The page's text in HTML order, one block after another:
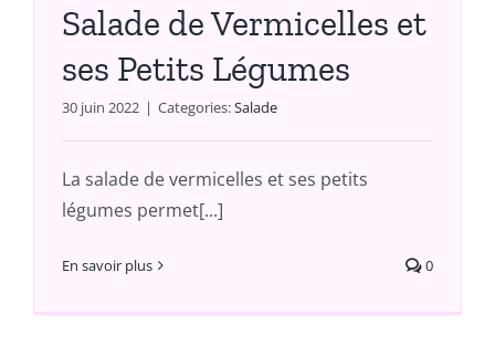
Salade de Vermicelles et
ses Petits Légumes
30 juin 2022 | Categories:Salade
La salade de vermicelles et ses petits
légumes permet[...]
En savoir plus 0